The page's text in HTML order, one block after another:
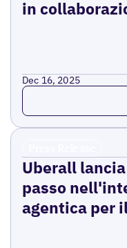
in
Dec 16, 2025
Read more
Uberall
passo
agentica per